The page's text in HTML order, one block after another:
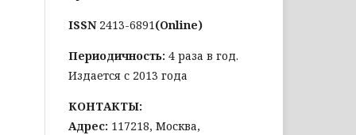
ISSN 2413-6891(Online)
Периодичность: 4 раза в год.
Издается с 2013 года
КОНТАКТЫ:
Адрес: 117218, Москва,